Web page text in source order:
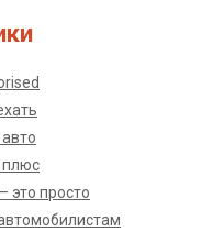
плюс
это просто